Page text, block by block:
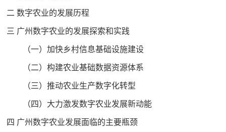
二 数字农业的发展历程
三 广州数字农业的发展探索和实践
（一）加快乡村信息基础设施建设
（二）构建农业基础数据资源体系
（三）推动农业生产数字化转型
（四）大力激发数字农业发展新动能
四 广州数字农业发展面临的主要瓶颈